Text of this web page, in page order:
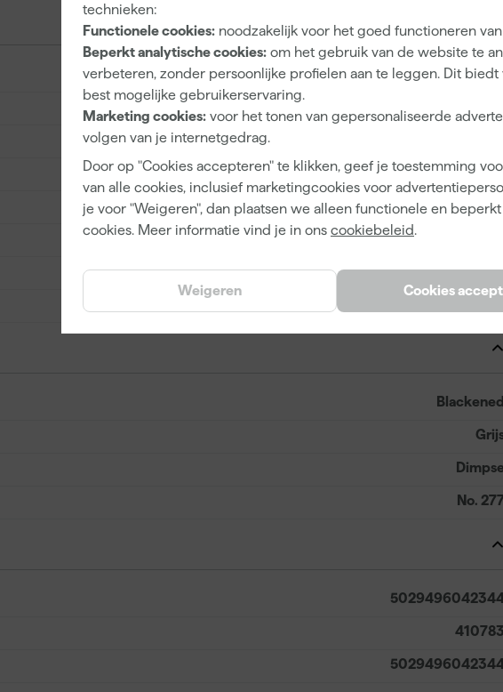
technieken:
Functionele cookies: noodzakelijk voor het goed functioneren
Beperkt analytische cookies: om het gebruik van de website te
verbeteren, zonder persoonlijke profielen aan te leggen. Dit biedt
best mogelijke gebruikerservaring.
Marketing cookies: voor het tonen van gepersonaliseerde
volgen van je internetgedrag.
Door op "Cookies accepteren" te klikken, geef je toestemming
van alle cookies, inclusief marketingcookies voor
je voor "Weigeren", dan plaatsen we alleen functionele en
cookies. Meer informatie vind je in ons cookiebeleid.
Cookies
Weigeren
12
1
Waterbasis
Blackened
Dimpse
No.
410783